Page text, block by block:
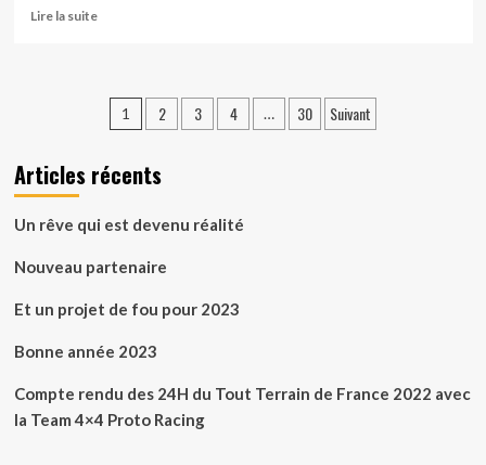
Lire la suiteEn
fou
2023
Pagination
publications
1 2 3 4 … 30 Suivant
Articles récents
Un rêve qui est devenu réalité
Nouveau partenaire
Et un projet de fou pour 2023
Bonne année 2023
Compte rendu des 24H du Tout Terrain de France 2022 avec
la Team 4×4 Proto Racing